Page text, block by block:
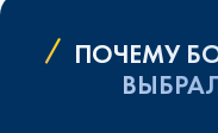
ПОЧЕМУ